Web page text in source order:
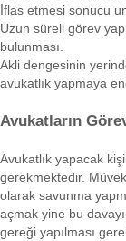
İflas etmesi sonucu
Uzun süreli görev
bulunması.
Akli dengesinin
avukatlık yapmaya
Avukatların
Avukatlık yapacak
gerekmektedir.
olarak savunma
açmak yine bu
gereği yapılması